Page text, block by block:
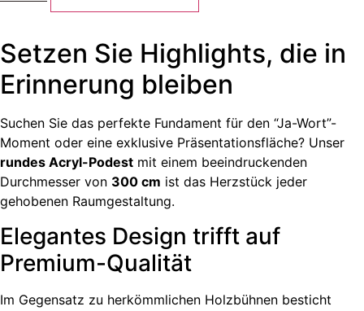
Setzen Sie Highlights, die in
Erinnerung bleiben
Suchen Sie das perfekte Fundament für den “Ja-Wort”-
Moment oder eine exklusive Präsentationsfläche? Unser
rundes Acryl-Podest mit einem beeindruckenden
Durchmesser von 300 cm ist das Herzstück jeder
gehobenen Raumgestaltung.
Elegantes Design trifft auf
Premium-Qualität
Im Gegensatz zu herkömmlichen Holzbühnen besticht